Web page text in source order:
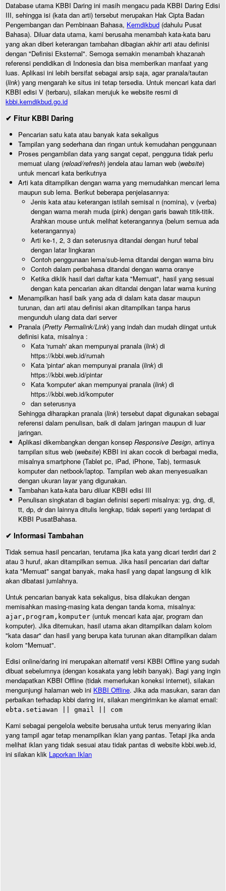
Database utama KBBI Daring ini masih mengacu pada KBBI Daring Edisi
III, sehingga isi (kata dan arti) tersebut merupakan Hak Cipta Badan
Pengembangan dan Pembinaan Bahasa, Kemdikbud (dahulu Pusat
Bahasa). Diluar data utama, kami berusaha menambah kata-kata baru
yang akan diberi keterangan tambahan dibagian akhir arti atau definisi
dengan "Definisi Eksternal". Semoga semakin menambah khazanah
referensi pendidikan di Indonesia dan bisa memberikan manfaat yang
luas. Aplikasi ini lebih bersifat sebagai arsip saja, agar pranala/tautan
(link) yang mengarah ke situs ini tetap tersedia. Untuk mencari kata dari
KBBI edisi V (terbaru), silakan merujuk ke website resmi di
kbbi.kemdikbud.go.id
✔ Fitur KBBI Daring
Pencarian satu kata atau banyak kata sekaligus
Tampilan yang sederhana dan ringan untuk kemudahan penggunaan
Proses pengambilan data yang sangat cepat, pengguna tidak perlu
memuat ulang (reload/refresh) jendela atau laman web (website)
untuk mencari kata berikutnya
Arti kata ditampilkan dengan warna yang memudahkan mencari lema
maupun sub lema. Berikut beberapa penjelasannya:
Jenis kata atau keterangan istilah semisal n (nomina), v (verba)
dengan warna merah muda (pink) dengan garis bawah titik-titik.
Arahkan mouse untuk melihat keterangannya (belum semua ada
keterangannya)
Arti ke-1, 2, 3 dan seterusnya ditandai dengan huruf tebal
dengan latar lingkaran
Contoh penggunaan lema/sub-lema ditandai dengan warna biru
Contoh dalam peribahasa ditandai dengan warna oranye
Ketika diklik hasil dari daftar kata "Memuat", hasil yang sesuai
dengan kata pencarian akan ditandai dengan latar warna kuning
Menampilkan hasil baik yang ada di dalam kata dasar maupun
turunan, dan arti atau definisi akan ditampilkan tanpa harus
mengunduh ulang data dari server
Pranala (Pretty Permalink/Link) yang indah dan mudah diingat untuk
definisi kata, misalnya :
Kata 'rumah' akan mempunyai pranala (link) di
https://kbbi.web.id/rumah
Kata 'pintar' akan mempunyai pranala (link) di
https://kbbi.web.id/pintar
Kata 'komputer' akan mempunyai pranala (link) di
https://kbbi.web.id/komputer
dan seterusnya
Sehingga diharapkan pranala (link) tersebut dapat digunakan sebagai
referensi dalam penulisan, baik di dalam jaringan maupun di luar
jaringan.
Aplikasi dikembangkan dengan konsep Responsive Design, artinya
tampilan situs web (website) KBBI ini akan cocok di berbagai media,
misalnya smartphone (Tablet pc, iPad, iPhone, Tab), termasuk
komputer dan netbook/laptop. Tampilan web akan menyesuaikan
dengan ukuran layar yang digunakan.
Tambahan kata-kata baru diluar KBBI edisi III
Penulisan singkatan di bagian definisi seperti misalnya: yg, dng, dl,
tt, dp, dr dan lainnya ditulis lengkap, tidak seperti yang terdapat di
KBBI PusatBahasa.
✔ Informasi Tambahan
Tidak semua hasil pencarian, terutama jika kata yang dicari terdiri dari 2
atau 3 huruf, akan ditampilkan semua. Jika hasil pencarian dari daftar
kata "Memuat" sangat banyak, maka hasil yang dapat langsung di klik
akan dibatasi jumlahnya.
Untuk pencarian banyak kata sekaligus, bisa dilakukan dengan
memisahkan masing-masing kata dengan tanda koma, misalnya:
ajar,program,komputer (untuk mencari kata ajar, program dan
komputer). Jika ditemukan, hasil utama akan ditampilkan dalam kolom
"kata dasar" dan hasil yang berupa kata turunan akan ditampilkan dalam
kolom "Memuat".
Edisi online/daring ini merupakan alternatif versi KBBI Offline yang sudah
dibuat sebelumnya (dengan kosakata yang lebih banyak). Bagi yang ingin
mendapatkan KBBI Offline (tidak memerlukan koneksi internet), silakan
mengunjungi halaman web ini KBBI Offline. Jika ada masukan, saran dan
perbaikan terhadap kbbi daring ini, silakan mengirimkan ke alamat email:
ebta.setiawan || gmail || com
Kami sebagai pengelola website berusaha untuk terus menyaring iklan
yang tampil agar tetap menampilkan iklan yang pantas. Tetapi jika anda
melihat iklan yang tidak sesuai atau tidak pantas di website kbbi.web.id,
ini silakan klik Laporkan Iklan